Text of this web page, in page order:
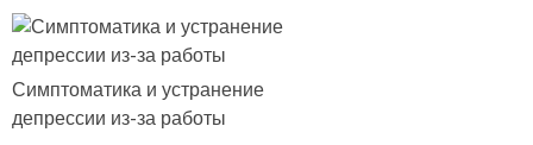
Симптоматика и устранение
депрессии из-за работы